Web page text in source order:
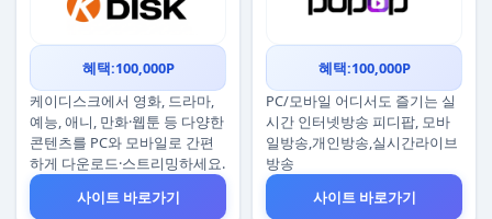
혜택:100,000P
케이디스크에서 영화, 드라마,
예능, 애니, 만화·웹툰 등 다양한
콘텐츠를 PC와 모바일로 간편
하게 다운로드·스트리밍하세요.
사이트 바로가기
혜택:100,000P
PC/모바일 어디서도 즐기는 실
시간 인터넷방송 피디팝, 모바
일방송,개인방송,실시간라이브
방송
사이트 바로가기